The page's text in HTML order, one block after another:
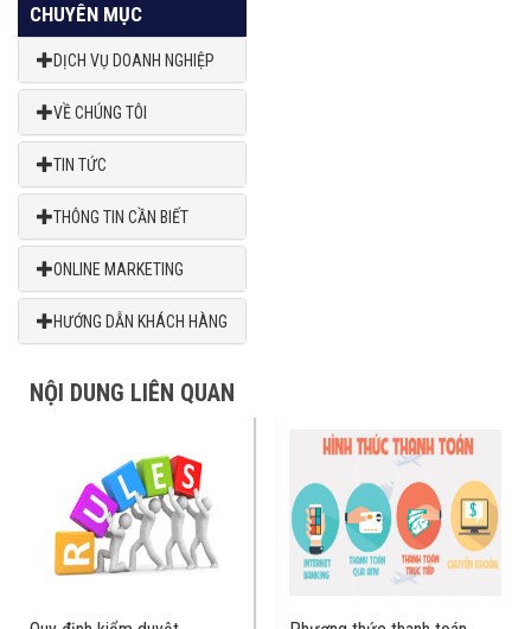
CHUYÊN MỤC
DỊCH VỤ DOANH NGHIỆP
VỀ CHÚNG TÔI
TIN TỨC
THÔNG TIN CẦN BIẾT
ONLINE MARKETING
HƯỚNG DẪN KHÁCH HÀNG
NỘI DUNG LIÊN QUAN